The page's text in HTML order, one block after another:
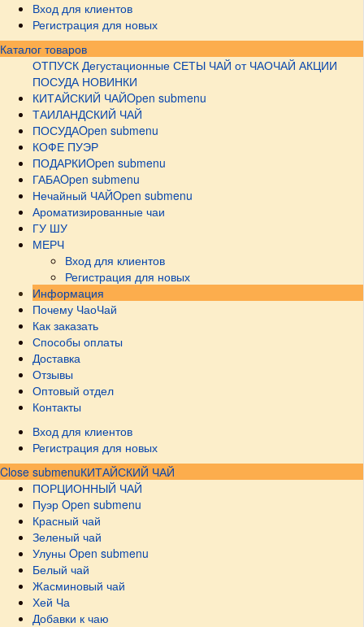
Вход для клиентов
Регистрация для новых
Каталог товаров
ОТПУСК Дегустационные СЕТЫ ЧАЙ от ЧАОЧАЙ АКЦИИ
ПОСУДА НОВИНКИ
КИТАЙСКИЙ ЧАЙOpen submenu
ТАИЛАНДСКИЙ ЧАЙ
ПОСУДАOpen submenu
КОФЕ ПУЭР
ПОДАРКИOpen submenu
ГАБАOpen submenu
Нечайный ЧАЙOpen submenu
Ароматизированные чаи
ГУ ШУ
МЕРЧ
Вход для клиентов
Регистрация для новых
Информация
Почему ЧаоЧай
Как заказать
Способы оплаты
Доставка
Отзывы
Оптовый отдел
Контакты
Вход для клиентов
Регистрация для новых
Close submenuКИТАЙСКИЙ ЧАЙ
ПОРЦИОННЫЙ ЧАЙ
Пуэр Open submenu
Красный чай
Зеленый чай
Улуны Open submenu
Белый чай
Жасминовый чай
Хей Ча
Добавки к чаю